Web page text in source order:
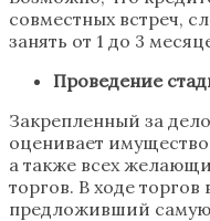
совместных встреч,
занять от 1 до 3
Проведение
Закрепленный за
оценивает
а также всех
торгов. В ходе
предложивший самую